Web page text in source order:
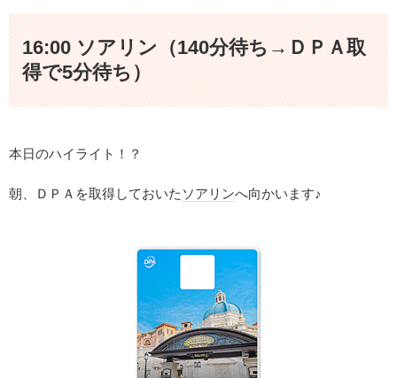
16:00 ソアリン（140分待ち→ＤＰＡ取
得で5分待ち）
本日のハイライト！？
朝、ＤＰＡを取得しておいた ソアリンへ向かいます♪